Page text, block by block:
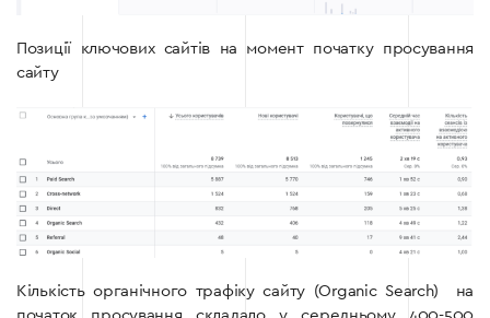
Позиції ключових сайтів на момент початку просування
сайту
Кількість органічного трафіку сайту (Organic Search) на